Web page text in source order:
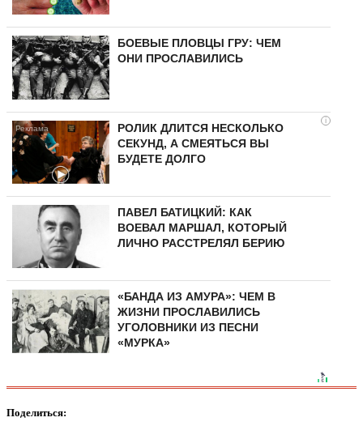
БОЕВЫЕ ПЛОВЦЫ ГРУ: ЧЕМ
ОНИ ПРОСЛАВИЛИСЬ
i
РОЛИК ДЛИТСЯ НЕСКОЛЬКО
СЕКУНД, А СМЕЯТЬСЯ ВЫ
БУДЕТЕ ДОЛГО
ПАВЕЛ БАТИЦКИЙ: КАК
ВОЕВАЛ МАРШАЛ, КОТОРЫЙ
ЛИЧНО РАССТРЕЛЯЛ БЕРИЮ
«БАНДА ИЗ АМУРА»: ЧЕМ В
ЖИЗНИ ПРОСЛАВИЛИСЬ
УГОЛОВНИКИ ИЗ ПЕСНИ
«МУРКА»
Поделиться: